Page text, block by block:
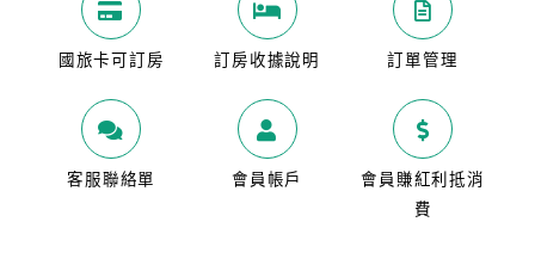
國旅卡可訂房 訂房收據說明 訂單管理
客服聯絡單 會員帳戶
會員賺紅利抵消
費